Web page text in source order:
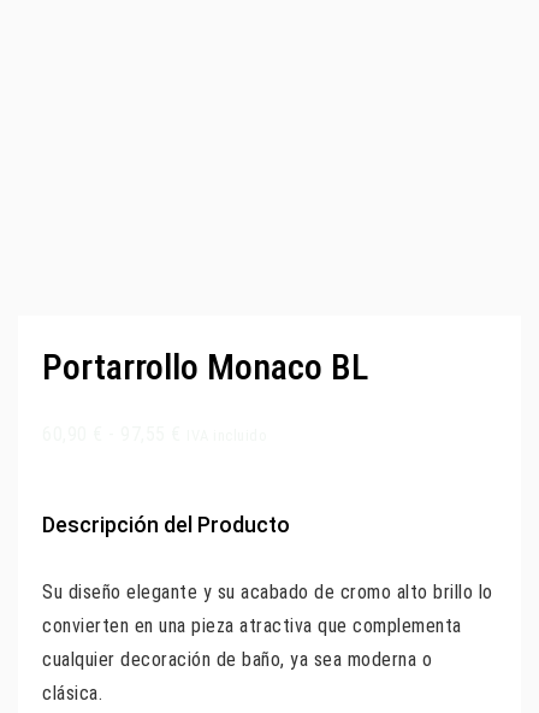
Portarrollo Monaco BL
Descripción del Producto
Su diseño elegante y su acabado de cromo alto brillo lo
convierten en una pieza atractiva que complementa
cualquier decoración de baño, ya sea moderna o
clásica.